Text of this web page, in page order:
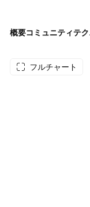
概要コミュニティテ
フルチャート